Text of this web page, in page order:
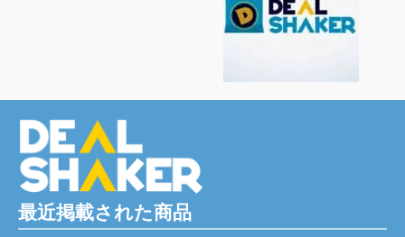
最近掲載された商品